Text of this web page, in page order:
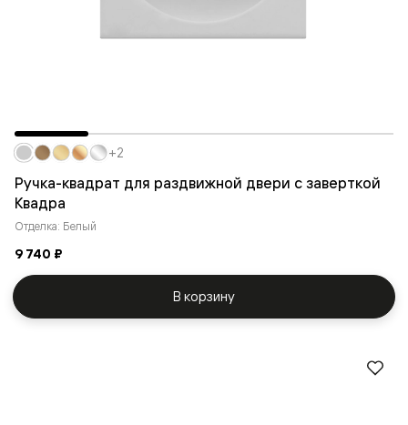
Ручка-квадрат для раздвижной двери с заверткой
Квадра
Отделка: Белый
9 740 ₽
+2
В корзину